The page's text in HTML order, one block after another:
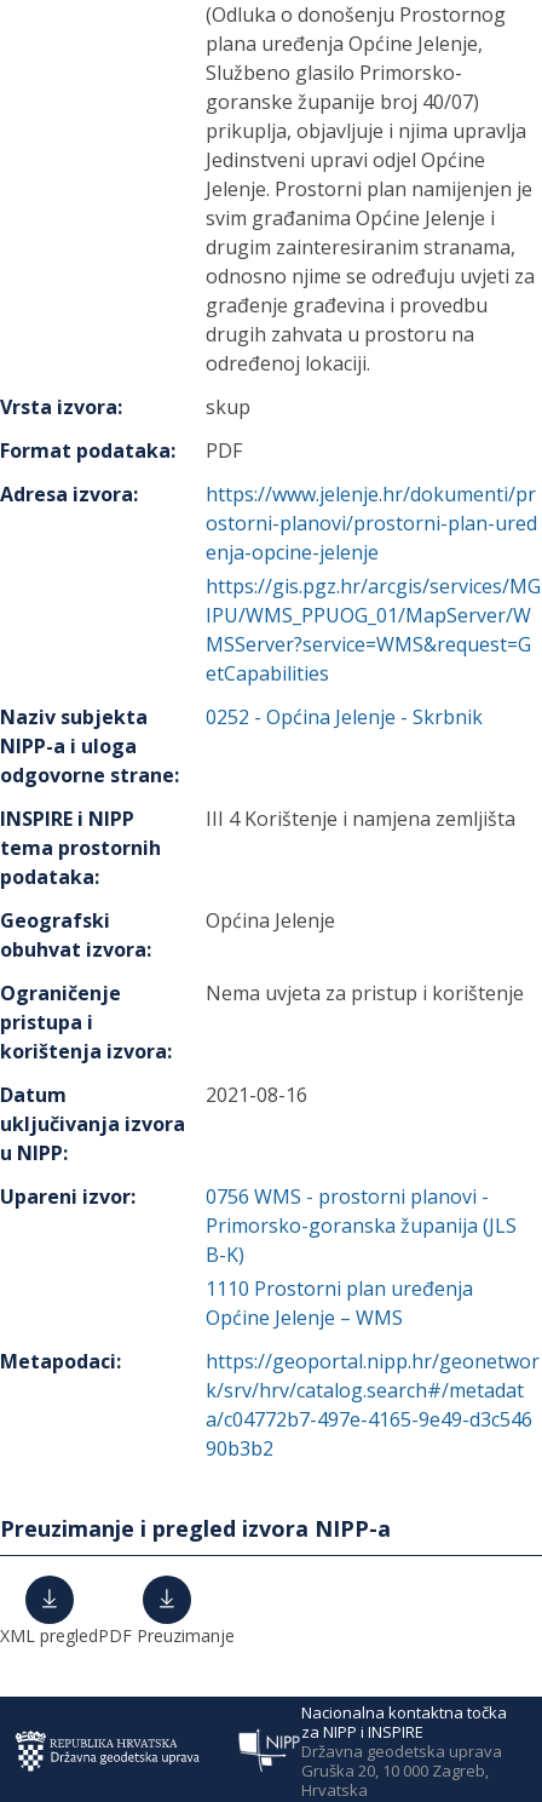
(Odluka o donošenju Prostornog
plana uređenja Općine Jelenje,
Službeno glasilo Primorsko-
goranske županije broj 40/07)
prikuplja, objavljuje i njima upravlja
Jedinstveni upravi odjel Općine
Jelenje. Prostorni plan namijenjen je
svim građanima Općine Jelenje i
drugim zainteresiranim stranama,
odnosno njime se određuju uvjeti za
građenje građevina i provedbu
drugih zahvata u prostoru na
određenoj lokaciji.
Vrsta izvora:
skup
Format podataka:
PDF
Adresa izvora:
https://www.jelenje.hr/dokumenti/pr
ostorni-planovi/prostorni-plan-ured
enja-opcine-jelenje
https://gis.pgz.hr/arcgis/services/MG
IPU/WMS_PPUOG_01/MapServer/W
MSServer?service=WMS&request=G
etCapabilities
Naziv subjekta
NIPP-a i uloga
odgovorne strane:
0252 -Općina Jelenje - Skrbnik
INSPIRE i NIPP
tema prostornih
podataka:
III 4 Korištenje i namjena zemljišta
Geografski
obuhvat izvora:
Općina Jelenje
Ograničenje
pristupa i
korištenja izvora:
Nema uvjeta za pristup i korištenje
Datum
uključivanja izvora
u NIPP:
2021-08-16
Upareni izvor: 0756 WMS - prostorni planovi -
Primorsko-goranska županija (JLS
B-K)
1110 Prostorni plan uređenja
Općine Jelenje – WMS
Metapodaci:
https://geoportal.nipp.hr/geonetwor
k/srv/hrv/catalog.search#/metadat
a/c04772b7-497e-4165-9e49-d3c546
90b3b2
Preuzimanje i pregled izvora NIPP-a
XML pregledPDF Preuzimanje
Nacionalna kontaktna točka
za NIPP i INSPIRE
Državna geodetska uprava
Gruška 20, 10 000 Zagreb,
Hrvatska